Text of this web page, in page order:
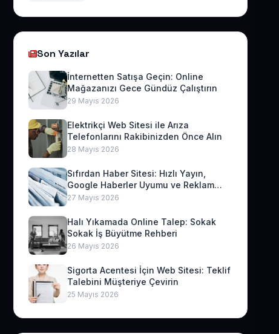
Son Yazılar
İnternetten Satışa Geçin: Online
Mağazanızı Gece Gündüz Çalıştırın
29 Mayıs 2026
Elektrikçi Web Sitesi ile Arıza
Telefonlarını Rakibinizden Önce Alın
28 Mayıs 2026
Sıfırdan Haber Sitesi: Hızlı Yayın,
Google Haberler Uyumu ve Reklam
Geliri
27 Mayıs 2026
Halı Yıkamada Online Talep: Sokak
Sokak İş Büyütme Rehberi
26 Mayıs 2026
Sigorta Acentesi İçin Web Sitesi: Teklif
Talebini Müşteriye Çevirin
25 Mayıs 2026